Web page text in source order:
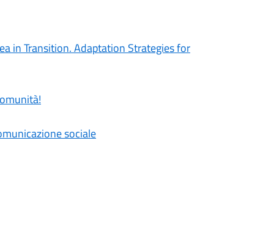
in Transition. Adaptation Strategies for
sociale